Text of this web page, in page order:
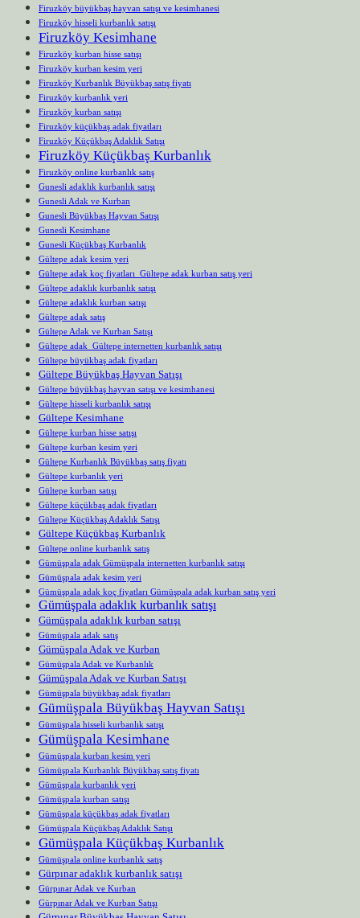
Firuzköy büyükbaş hayvan satışı ve kesimhanesi
Firuzköy hisseli kurbanlık satışı
Firuzköy Kesimhane
Firuzköy kurban hisse satışı
Firuzköy kurban kesim yeri
Firuzköy Kurbanlık Büyükbaş satış fiyatı
Firuzköy kurbanlık yeri
Firuzköy kurban satışı
Firuzköy küçükbaş adak fiyatları
Firuzköy Küçükbaş Adaklık Satışı
Firuzköy Küçükbaş Kurbanlık
Firuzköy online kurbanlık satış
Gunesli adaklık kurbanlık satışı
Gunesli Adak ve Kurban
Gunesli Büyükbaş Hayvan Satışı
Gunesli Kesimhane
Gunesli Küçükbaş Kurbanlık
Gültepe adak kesim yeri
Gültepe adak koç fiyatları Gültepe adak kurban satış yeri
Gültepe adaklık kurbanlık satışı
Gültepe adaklık kurban satışı
Gültepe adak satış
Gültepe Adak ve Kurban Satışı
Gültepe adak Gültepe internetten kurbanlık satışı
Gültepe büyükbaş adak fiyatları
Gültepe Büyükbaş Hayvan Satışı
Gültepe büyükbaş hayvan satışı ve kesimhanesi
Gültepe hisseli kurbanlık satışı
Gültepe Kesimhane
Gültepe kurban hisse satışı
Gültepe kurban kesim yeri
Gültepe Kurbanlık Büyükbaş satış fiyatı
Gültepe kurbanlık yeri
Gültepe kurban satışı
Gültepe küçükbaş adak fiyatları
Gültepe Küçükbaş Adaklık Satışı
Gültepe Küçükbaş Kurbanlık
Gültepe online kurbanlık satış
Gümüşpala adak Gümüşpala internetten kurbanlık satışı
Gümüşpala adak kesim yeri
Gümüşpala adak koç fiyatları Gümüşpala adak kurban satış yeri
Gümüşpala adaklık kurbanlık satışı
Gümüşpala adaklık kurban satışı
Gümüşpala adak satış
Gümüşpala Adak ve Kurban
Gümüşpala Adak ve Kurbanlık
Gümüşpala Adak ve Kurban Satışı
Gümüşpala büyükbaş adak fiyatları
Gümüşpala Büyükbaş Hayvan Satışı
Gümüşpala hisseli kurbanlık satışı
Gümüşpala Kesimhane
Gümüşpala kurban kesim yeri
Gümüşpala Kurbanlık Büyükbaş satış fiyatı
Gümüşpala kurbanlık yeri
Gümüşpala kurban satışı
Gümüşpala küçükbaş adak fiyatları
Gümüşpala Küçükbaş Adaklık Satışı
Gümüşpala Küçükbaş Kurbanlık
Gümüşpala online kurbanlık satış
Gürpınar adaklık kurbanlık satışı
Gürpınar Adak ve Kurban
Gürpınar Adak ve Kurban Satışı